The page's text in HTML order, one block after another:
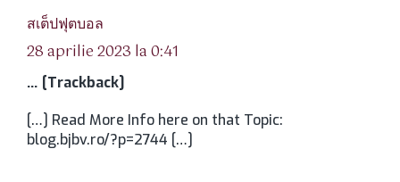
สเต็ปฟุตบอล
28 aprilie 2023 la 0:41
… [Trackback]
[…] Read More Info here on that Topic:
blog.bjbv.ro/?p=2744 […]